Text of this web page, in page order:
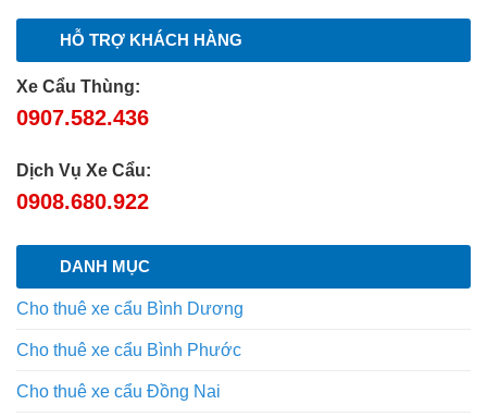
HỖ TRỢ KHÁCH HÀNG
Xe Cẩu Thùng:
0907.582.436
Dịch Vụ Xe Cẩu:
0908.680.922
DANH MỤC
Cho thuê xe cẩu Bình Dương
Cho thuê xe cẩu Bình Phước
Cho thuê xe cẩu Đồng Nai